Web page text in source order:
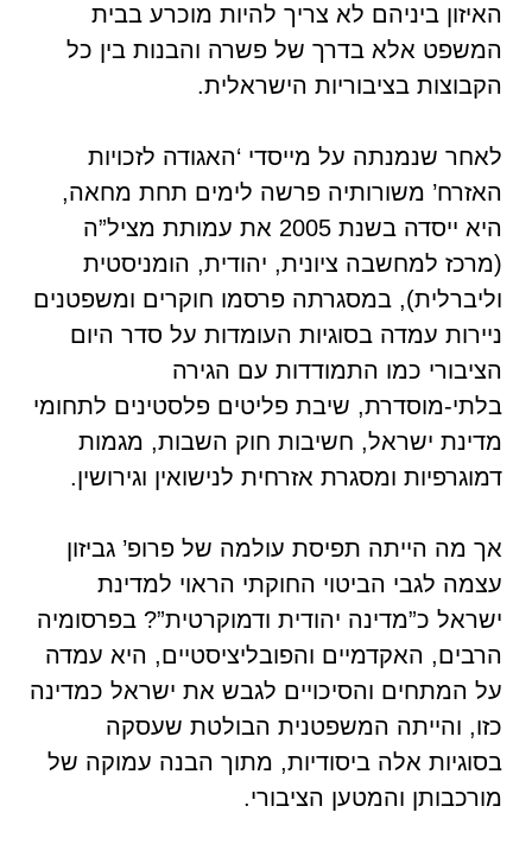
האיזון ביניהם לא צריך להיות מוכרע בבית
המשפט אלא בדרך של פשרה והבנות בין כל
הקבוצות בציבוריות הישראלית.
לאחר שנמנתה על מייסדי ‘האגודה לזכויות
האזרח’ משורותיה פרשה לימים תחת מחאה,
היא ייסדה בשנת 2005 את עמותת מציל”ה
(מרכז למחשבה ציונית, יהודית, הומניסטית
וליברלית), במסגרתה פרסמו חוקרים ומשפטנים
ניירות עמדה בסוגיות העומדות על סדר היום
הציבורי כמו התמודדות עם הגירה
בלתי-מוסדרת, שיבת פליטים פלסטינים לתחומי
מדינת ישראל, חשיבות חוק השבות, מגמות
דמוגרפיות ומסגרת אזרחית לנישואין וגירושין.
אך מה הייתה תפיסת עולמה של פרופ’ גביזון
עצמה לגבי הביטוי החוקתי הראוי למדינת
ישראל כ”מדינה יהודית ודמוקרטית”? בפרסומיה
הרבים, האקדמיים והפובליציסטיים, היא עמדה
על המתחים והסיכויים לגבש את ישראל כמדינה
כזו, והייתה המשפטנית הבולטת שעסקה
בסוגיות אלה ביסודיות, מתוך הבנה עמוקה של
מורכבותן והמטען הציבורי.